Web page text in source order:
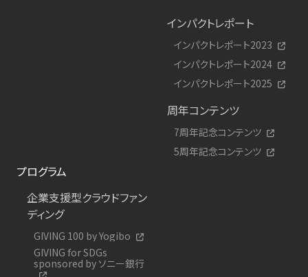
インパクトレポート
インパクトレポート2023
インパクトレポート2024
インパクトレポート2025
周年コンテンツ
7周年記念コンテンツ
5周年記念コンテンツ
プログラム
企業支援型クラウドファン
ディング
GIVING 100 by Yogibo
GIVING for SDGs
sponsored by ソニー銀行